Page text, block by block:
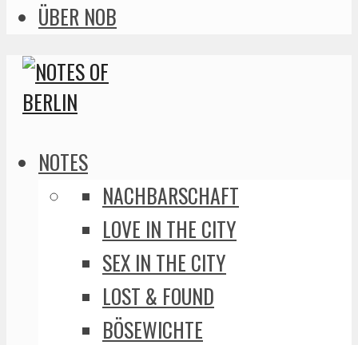
ÜBER NOB
NOTES
NACHBARSCHAFT
LOVE IN THE CITY
SEX IN THE CITY
LOST & FOUND
BÖSEWICHTE